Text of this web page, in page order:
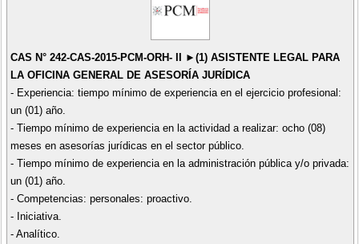
CAS N° 242-CAS-2015-PCM-ORH- II ►(1) ASISTENTE LEGAL PARA
LA OFICINA GENERAL DE ASESORÍA JURÍDICA
- Experiencia: tiempo mínimo de experiencia en el ejercicio profesional:
un (01) año.
- Tiempo mínimo de experiencia en la actividad a realizar: ocho (08)
meses en asesorías jurídicas en el sector público.
- Tiempo mínimo de experiencia en la administración pública y/o privada:
un (01) año.
- Competencias: personales: proactivo.
- Iniciativa.
- Analítico.